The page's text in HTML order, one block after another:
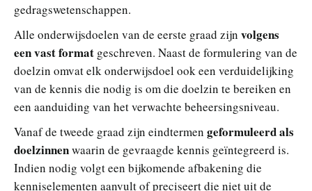
gedragswetenschappen.
Alle onderwijsdoelen van de eerste graad zijn volgens
een vast format geschreven. Naast de formulering van de
doelzin omvat elk onderwijsdoel ook een verduidelijking
van de kennis die nodig is om die doelzin te bereiken en
een aanduiding van het verwachte beheersingsniveau.
Vanaf de tweede graad zijn eindtermen geformuleerd als
doelzinnenwaarin de gevraagde kennis geïntegreerd is.
Indien nodig volgt een bijkomende afbakening die
kenniselementen aanvult of preciseert die niet uit de